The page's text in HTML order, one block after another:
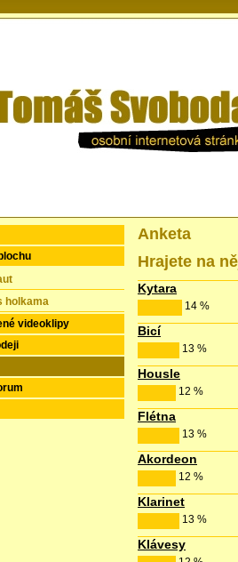
Anketa
Hrajete na
Kytara
14 %
Bicí
13 %
Housle
12 %
Flétna
13 %
Akordeon
12 %
Klarinet
13 %
Klávesy
holkama
videoklipy